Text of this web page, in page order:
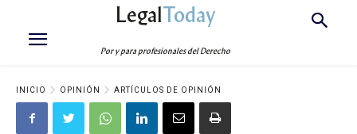
LegalToday
Por y para profesionales del Derecho
INICIO OPINIÓN ARTÍCULOS DE OPINIÓN